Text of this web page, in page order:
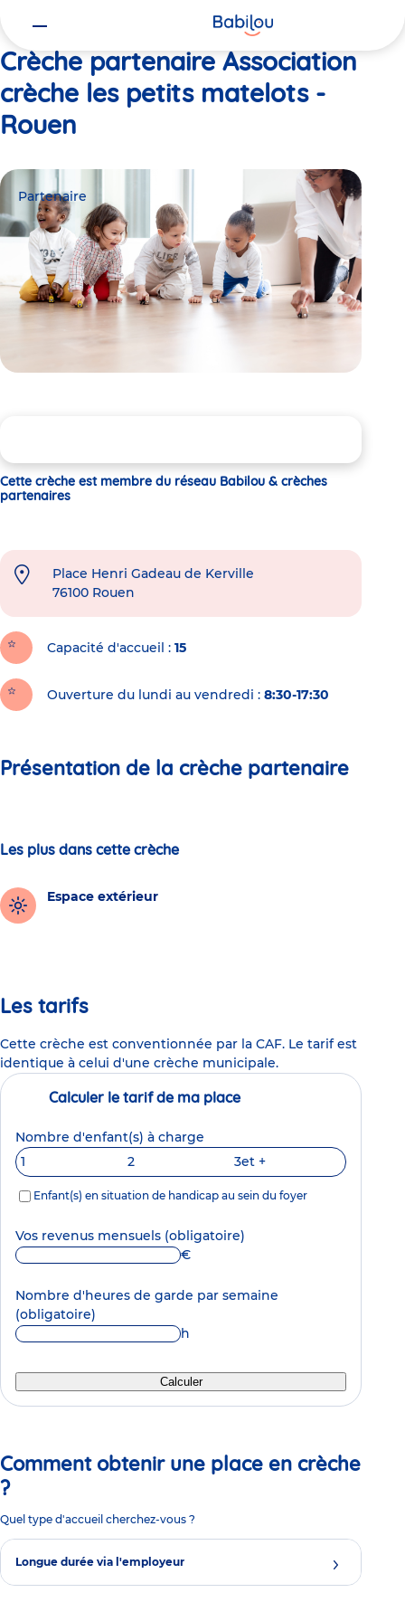
Crèche partenaire Association
crèche les petits matelots -
Rouen
Partenaire
Cette crèche est membre du réseau Babilou & crèches
partenaires
Place Henri Gadeau de Kerville
76100 Rouen
Capacité d'accueil 15
Ouverture du lundi au vendredi : 8:30-17:30
Présentation de la crèche partenaire
Les plus dans cette crèche
Espace extérieur
Les tarifs
Cette crèche est conventionnée par la CAF. Le tarif est
identique à celui d'une crèche municipale.
Calculer le tarif de ma place
Nombre d'enfant(s) à charge
1
2 3et +
Enfant(s) en situation de handicap au sein du foyer
Vos revenus mensuels (obligatoire)
€
Nombre d'heures de garde par semaine
(obligatoire)
h
Calculer
Comment obtenir une place en crèche
?
Quel type d'accueil cherchez-vous ?
Longue durée via l'employeur